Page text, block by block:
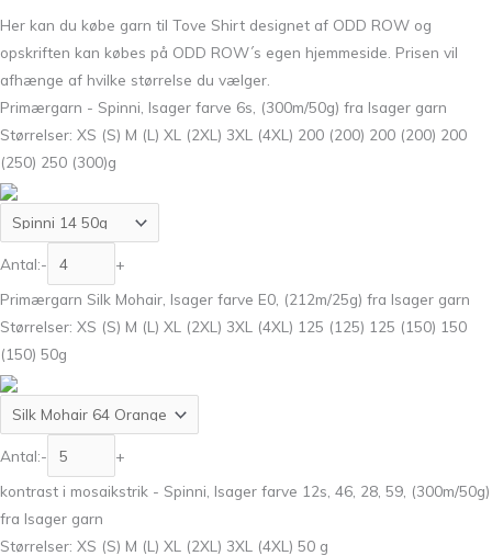
Her kan du købe garn til Tove Shirt designet af ODD ROW og
opskriften kan købes på ODD ROW´s egen hjemmeside. Prisen vil
afhænge af hvilke størrelse du vælger.
Primærgarn - Spinni, Isager farve 6s, (300m/50g) fra Isager garn
Størrelser: XS (S) M (L) XL (2XL) 3XL (4XL) 200 (200) 200 (200) 200
(250) 250 (300)g
Antal:-
+
Primærgarn Silk Mohair, Isager farve E0, (212m/25g) fra Isager garn
Størrelser: XS (S) M (L) XL (2XL) 3XL (4XL) 125 (125) 125 (150) 150
(150) 50g
Antal:-
+
kontrast i mosaikstrik - Spinni, Isager farve 12s, 46, 28, 59, (300m/50g)
fra Isager garn
Størrelser: XS (S) M (L) XL (2XL) 3XL (4XL) 50 g